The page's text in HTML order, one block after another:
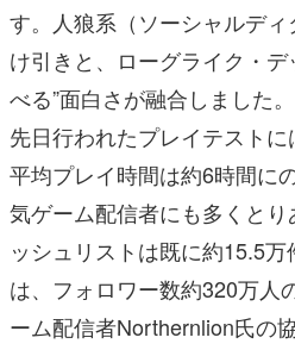
す。人狼系（ソーシャルデ
け引きと、ローグライク・
べる”面白さが融合しました。
先日行われたプレイテストに
平均プレイ時間は約6時間に
気ゲーム配信者にも多くと
ッシュリストは既に約15.5
は、フォロワー数約320万人
ーム配信者Northernlion氏の